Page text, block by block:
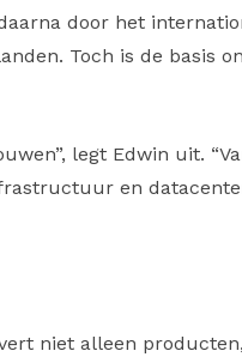
door het
Toch is de basis
legt Edwin uit.
en
niet alleen